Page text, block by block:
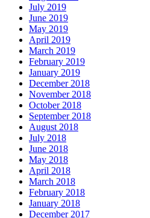
July 2019
June 2019
May 2019
April 2019
March 2019
February 2019
January 2019
December 2018
November 2018
October 2018
September 2018
August 2018
July 2018
June 2018
May 2018
April 2018
March 2018
February 2018
January 2018
December 2017